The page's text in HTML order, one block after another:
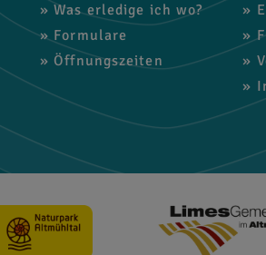
Was erledige ich wo?
Formulare
Öffnungszeiten